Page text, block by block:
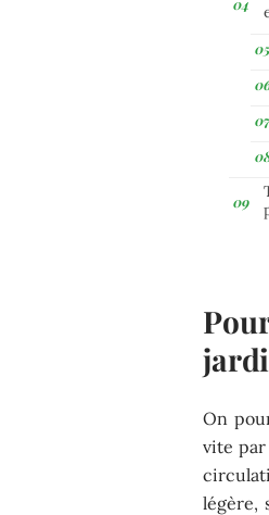
On
vite par
légère,